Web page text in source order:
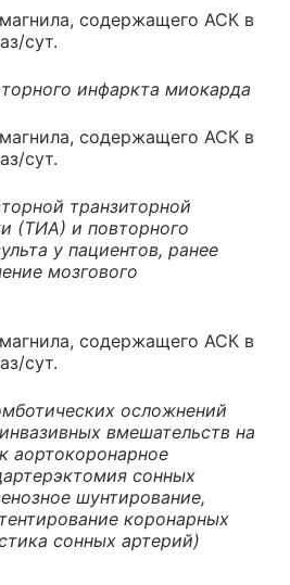
содержащего АСК в
сут.
инфаркта миокарда
содержащего АСК в
сут.
транзиторной
(ТИА) и повторного
у пациентов, ранее
мозгового
содержащего АСК в
сут.
осложнений
вмешательств на
аортокоронарное
сонных
шунтирование,
коронарных
сонных артерий)